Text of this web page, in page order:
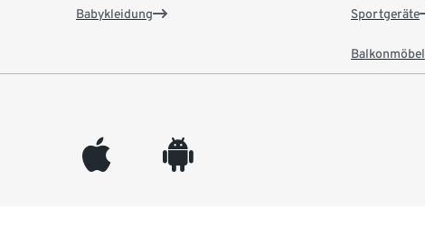
Babykleidung Sportgeräte
Balkonmöbel
appleinc android